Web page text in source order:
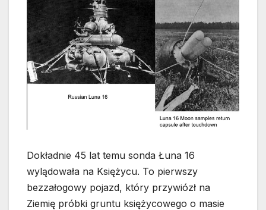
Dokładnie 45 lat temu sonda Łuna 16
wylądowała na Księżycu. To pierwszy
bezzałogowy pojazd, który przywiózł na
Ziemię próbki gruntu księżycowego o masie